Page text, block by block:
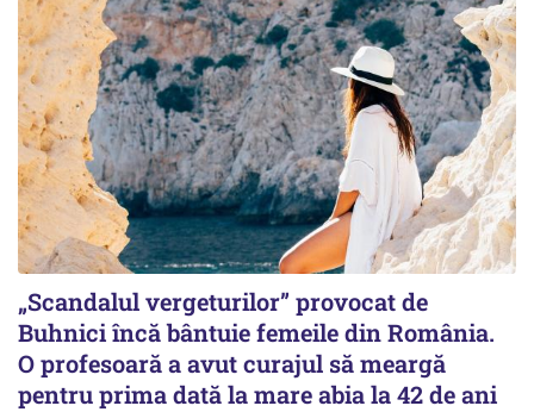
„Scandalul vergeturilor” provocat de
Buhnici încă bântuie femeile din România.
O profesoară a avut curajul să meargă
pentru prima dată la mare abia la 42 de ani